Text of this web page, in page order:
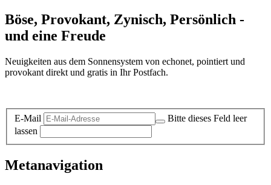
Böse, Provokant, Zynisch, Persönlich -
und eine Freude
Neuigkeiten aus dem Sonnensystem von echonet, pointiert und
provokant direkt und gratis in Ihr Postfach.
E-Mail
Bitte dieses Feld leer
lassen
Metanavigation